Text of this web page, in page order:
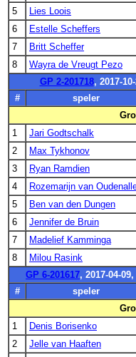
5
Lies Loois
6
Estelle Scheffers
7
Britt Scheffer
8
Wayra de Vreugt Pezo
GP 2-201718, 2017-
#
speler
1
Jari Godtschalk
2
Max Tykhonov
3
Ryan Ramdien
4
Rozemarijn van
5
Ben van den Dungen
6
Jennifer de Bruin
7
Madelief Kamminga
8
Milou Rasink
GP 6-201617, 2017-04-
#
speler
1
Denis Borisenko
2
Jelle van Haaften